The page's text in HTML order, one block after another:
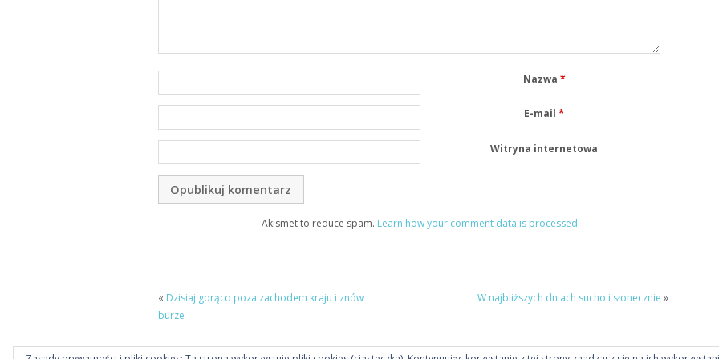
Nazwa *
E-mail*
Witryna internetowa
Akismet to reduce spam. Learn how your comment data is processed.
« Dzisiaj gorąco poza zachodem kraju i znów
burze
W najbliższych dniach sucho i słonecznie »